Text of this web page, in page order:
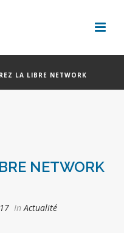
LA LIBRE NETWORK
NETWORK
In Actualité